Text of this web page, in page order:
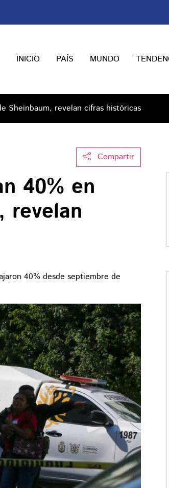
INICIO PAÍS MUNDO
Sheinbaum, revelan cifras históricas
Compartir
40% en
revelan
40% desde septiembre de